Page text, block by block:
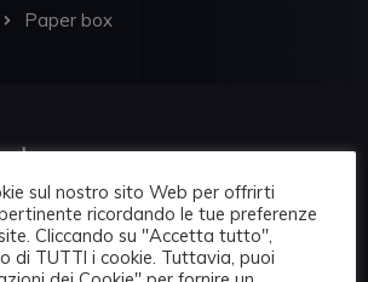
Paper box
sul nostro sito Web per offrirti
ricordando le tue preferenze
Cliccando su "Accetta tutto",
di TUTTI i cookie. Tuttavia, puoi